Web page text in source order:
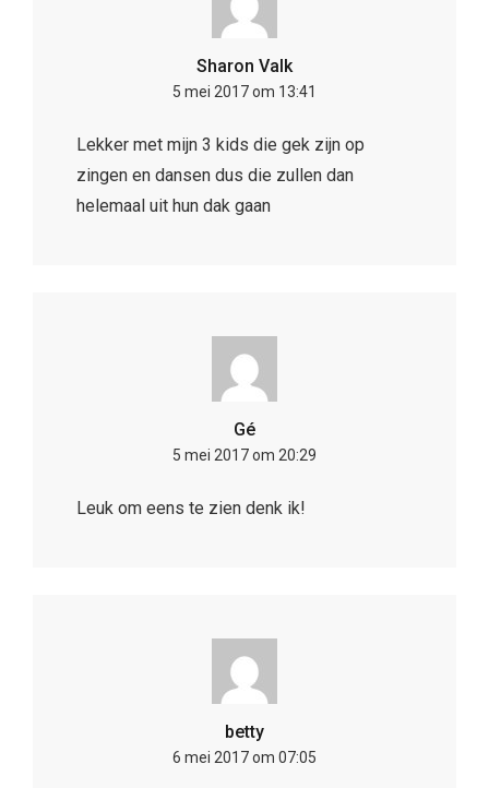
Sharon Valk
5 mei 2017 om 13:41
Lekker met mijn 3 kids die gek zijn op
zingen en dansen dus die zullen dan
helemaal uit hun dak gaan
Gé
5 mei 2017 om 20:29
Leuk om eens te zien denk ik!
betty
6 mei 2017 om 07:05